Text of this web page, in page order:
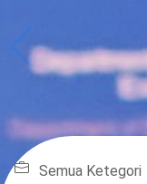
Semua Ketegori